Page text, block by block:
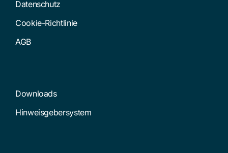
Datenschutz
Cookie-Richtlinie
AGB
Downloads
Hinweisgebersystem